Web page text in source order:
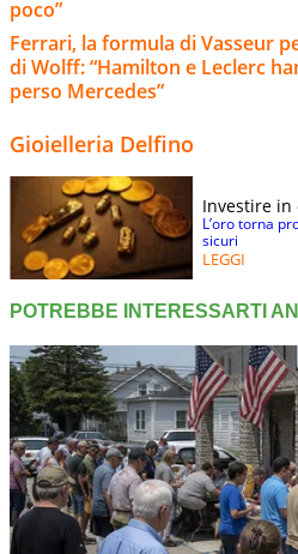
poco”
Ferrari, la formula di Vasseur
di Wolff: “Hamilton e Leclerc
perso Mercedes”
Gioielleria Delfino
Investire in
L’oro torna
sicuri
LEGGI